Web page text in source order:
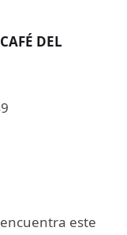
DEL
este